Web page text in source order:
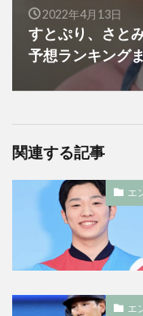
2022年4月13日
すとぷり、さと
予想ランキング
関連する記事
エ
エ